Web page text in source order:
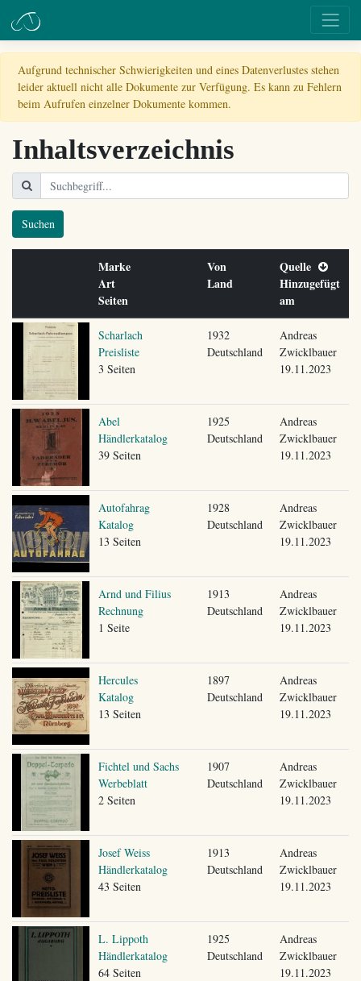
Aufgrund technischer Schwierigkeiten und eines Datenverlustes stehen
leider aktuell nicht alle Dokumente zur Verfügung. Es kann zu Fehlern
beim Aufrufen einzelner Dokumente kommen.
Inhaltsverzeichnis
Suchen
Marke
Art
Seiten
Von
Land
Quelle
Hinzugefügt
am
Scharlach
Preisliste
3 Seiten
1932
Deutschland
Andreas
Zwicklbauer
19.11.2023
Abel
Händlerkatalog
39 Seiten
1925
Deutschland
Andreas
Zwicklbauer
19.11.2023
Autofahrag
Katalog
13 Seiten
1928
Deutschland
Andreas
Zwicklbauer
19.11.2023
Arnd und Filius
Rechnung
1 Seite
1913
Deutschland
Andreas
Zwicklbauer
19.11.2023
Hercules
Katalog
13 Seiten
1897
Deutschland
Andreas
Zwicklbauer
19.11.2023
Fichtel und Sachs
Werbeblatt
2 Seiten
1907
Deutschland
Andreas
Zwicklbauer
19.11.2023
Josef Weiss
Händlerkatalog
43 Seiten
1913
Deutschland
Andreas
Zwicklbauer
19.11.2023
L. Lippoth
Händlerkatalog
64 Seiten
1925
Deutschland
Andreas
Zwicklbauer
19.11.2023